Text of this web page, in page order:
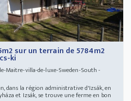
sur un terrain de 5784m2
ki
Maitre-villa-de-luxe-Sweden-South -
dans la région administrative d'Izsák, en
et Izsák, se trouve une ferme en bon